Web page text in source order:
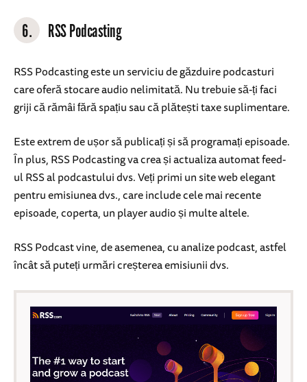
6. RSS Podcasting
RSS Podcasting este un serviciu de găzduire podcasturi
care oferă stocare audio nelimitată. Nu trebuie să-ți faci
griji că rămâi fără spațiu sau că plătești taxe suplimentare.
Este extrem de ușor să publicați și să programați episoade.
În plus, RSS Podcasting va crea și actualiza automat feed-
ul RSS al podcastului dvs. Veți primi un site web elegant
pentru emisiunea dvs., care include cele mai recente
episoade, coperta, un player audio și multe altele.
RSS Podcast vine, de asemenea, cu analize podcast, astfel
încât să puteți urmări creșterea emisiunii dvs.